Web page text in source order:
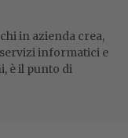
in azienda crea,
informatici e
è il punto di